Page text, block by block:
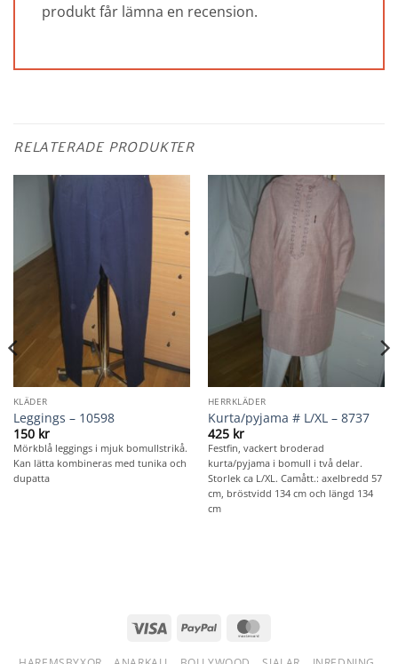
produkt får lämna en recension.
RELATERADE PRODUKTER
KLÄDER
Leggings – 10598
150 kr
Mörkblå leggings i mjuk bomullstrikå.
Kan lätta kombineras med tunika och
dupatta
HERRKLÄDER
Kurta/pyjama # L/XL – 8737
425 kr
Festfin, vackert broderad
kurta/pyjama i bomull i två delar.
Storlek ca L/XL. Camått.: axelbredd 57
cm, bröstvidd 134 cm och längd 134
cm
Visa PayPal